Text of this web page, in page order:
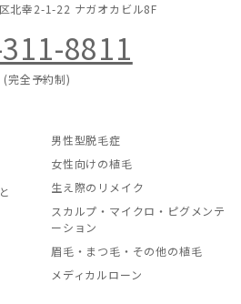
北幸2-1-22 ナガオカビル8F
8811
(完全予約制)
男性型脱毛症
女性向けの植毛
生え際のリメイク
スカルプ・マイクロ・ピグメンテ
ーション
眉毛・まつ毛・その他の植毛
メディカルローン